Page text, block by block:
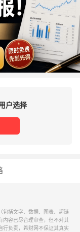
户选择
包括文字、数据、图表、超链
内容已尽合理审查，但不对其
行负责，希财网不保证其真实